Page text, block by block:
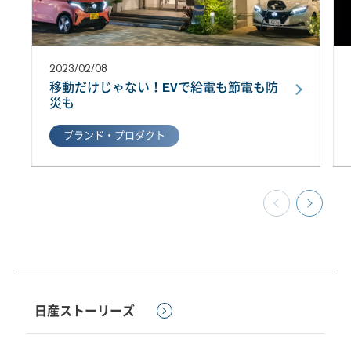
2023/02/08
移動だけじゃない！EVで給電も節電も防
災も
ブランド・プロダクト
日産ストーリーズ